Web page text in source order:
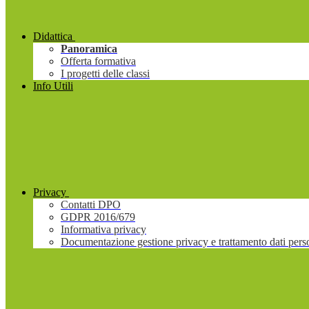
Didattica
Panoramica
Offerta formativa
I progetti delle classi
Info Utili
Privacy
Contatti DPO
GDPR 2016/679
Informativa privacy
Documentazione gestione privacy e trattamento dati